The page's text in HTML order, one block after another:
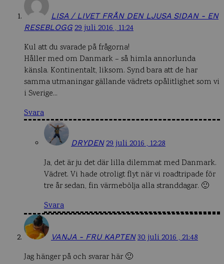
LISA / LIVET FRÅN DEN LJUSA SIDAN - EN
RESEBLOGG 29 juli 2016 , 11:24
Kul att du svarade på frågorna!
Håller med om Danmark – så himla annorlunda
känsla. Kontinentalt, liksom. Synd bara att de har
samma utmaningar gällande vädrets opålitlighet som vi
i Sverige…
Svara
DRYDEN 29 juli 2016 , 12:28
Ja, det är ju det där lilla dilemmat med Danmark.
Vädret. Vi hade otroligt flyt när vi roadtripade för
tre år sedan, fin värmebölja alla stranddagar. 🙂
Svara
VANJA - FRU KAPTEN 30 juli 2016 , 21:48
Jag hänger på och svarar här 🙂